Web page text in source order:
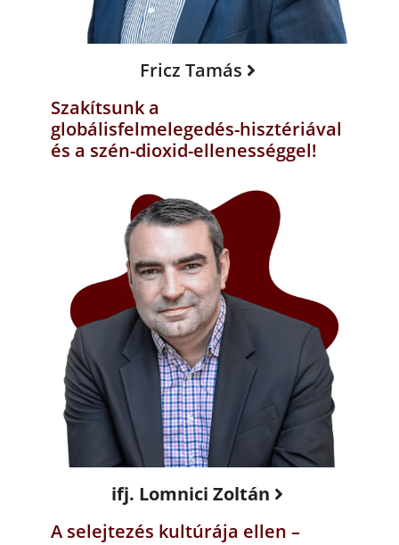
Fricz Tamás
Szakítsunk a
globálisfelmelegedés-hisztériával
és a szén-dioxid-ellenességgel!
ifj. Lomnici Zoltán
A selejtezés kultúrája ellen –